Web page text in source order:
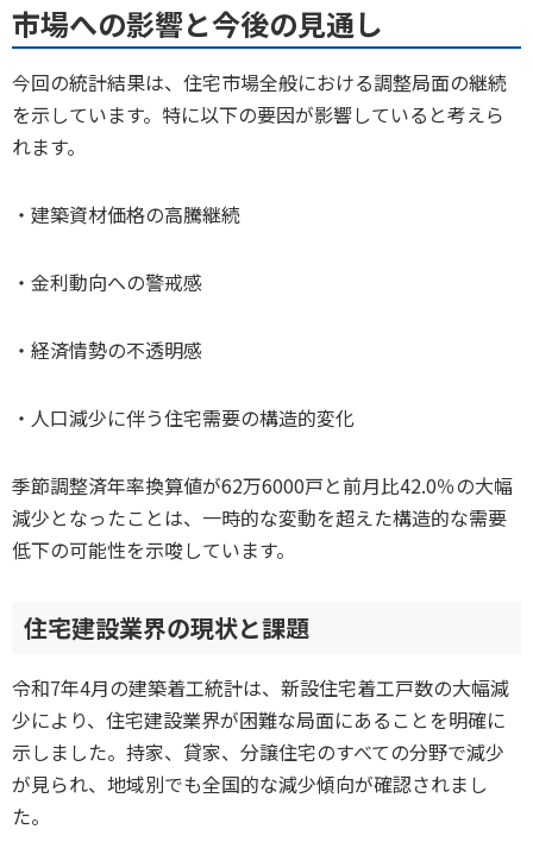
市場への影響と今後の見通し
今回の統計結果は、住宅市場全般における調整局面の継続
を示しています。特に以下の要因が影響していると考えら
れます。
・建築資材価格の高騰継続
・金利動向への警戒感
・経済情勢の不透明感
・人口減少に伴う住宅需要の構造的変化
季節調整済年率換算値が62万6000戸と前月比42.0％の大幅
減少となったことは、一時的な変動を超えた構造的な需要
低下の可能性を示唆しています。
住宅建設業界の現状と課題
令和7年4月の建築着工統計は、新設住宅着工戸数の大幅減
少により、住宅建設業界が困難な局面にあることを明確に
示しました。持家、貸家、分譲住宅のすべての分野で減少
が見られ、地域別でも全国的な減少傾向が確認されまし
た。